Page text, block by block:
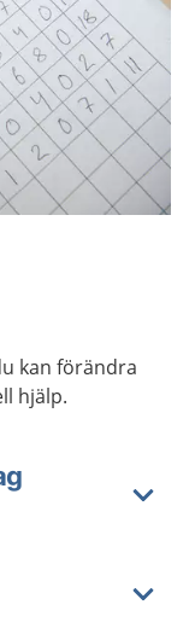
kan förändra
hjälp.